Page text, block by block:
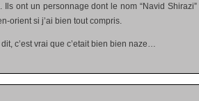
Ils ont un personnage dont le nom “Navid
orient si j’ai bien tout compris.
c’est vrai que c’etait bien bien naze…